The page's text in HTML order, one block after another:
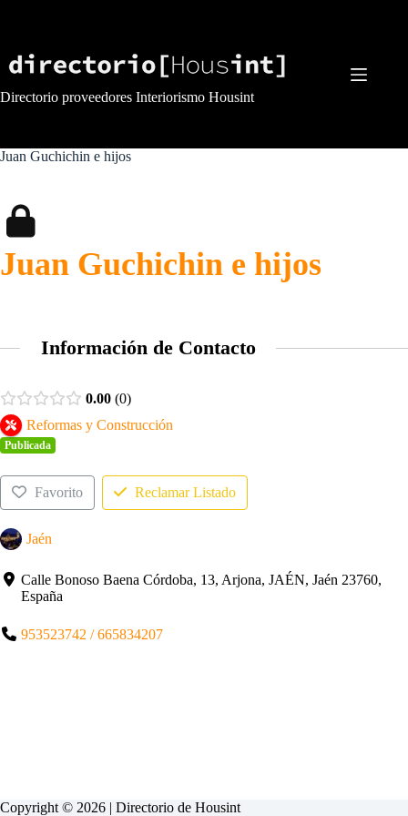
Directorio proveedores Interiorismo Housint
Juan Guchichin e hijos
Juan Guchichin e hijos
Información de Contacto
0.00 0
Reformas y Construcción
Publicada
Favorito Reclamar Listado
Jaén
Calle Bonoso Baena Córdoba, 13, Arjona, JAÉN, Jaén 23760,
España
953523742 / 665834207
Copyright © 2026 | Directorio de Housint